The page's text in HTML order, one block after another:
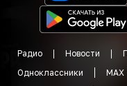
Радио Новости
Одноклассники
MAX